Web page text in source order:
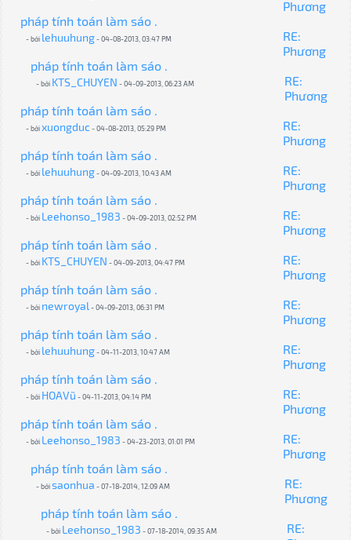
Phương
pháp tính toán làm sáo .
- bởi lehuuhung- 04-08-2013, 03:47 PM
RE:
Phương
pháp tính toán làm sáo .
- bởi KTS_CHUYEN - 04-09-2013, 06:23 AM
RE:
Phương
pháp tính toán làm sáo .
- bởixuongduc- 04-08-2013, 05:29 PM
RE:
Phương
pháp tính toán làm sáo .
- bởi lehuuhung- 04-09-2013, 10:43 AM
RE:
Phương
pháp tính toán làm sáo .
- bởi Leehonso_1983 - 04-09-2013, 02:52 PM
RE:
Phương
pháp tính toán làm sáo .
- bởi KTS_CHUYEN - 04-09-2013, 04:47 PM
RE:
Phương
pháp tính toán làm sáo .
- bởi newroyal- 04-09-2013, 06:31 PM
RE:
Phương
pháp tính toán làm sáo .
- bởi lehuuhung- 04-11-2013, 10:47 AM
RE:
Phương
pháp tính toán làm sáo .
- bởi HOAVũ - 04-11-2013, 04:14 PM
RE:
Phương
pháp tính toán làm sáo .
- bởi Leehonso_1983 - 04-23-2013, 01:01 PM
RE:
Phương
pháp tính toán làm sáo .
- bởisaonhua - 07-18-2014, 12:09 AM
RE:
Phương
pháp tính toán làm sáo .
- bởi Leehonso_1983 - 07-18-2014, 09:35 AM
RE: